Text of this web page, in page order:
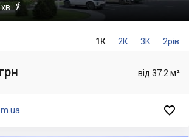

1К 2К 3К 2рів
від 37.2 м²
